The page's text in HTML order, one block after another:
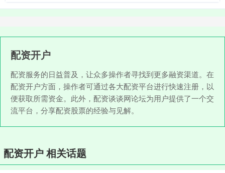
配资开户
配资服务的日益普及，让众多操作者寻找到更多融资渠道。在
配资开户方面，操作者可通过各大配资平台进行快速注册，以
便获取所需资金。此外，配资谈谈网论坛为用户提供了一个交
流平台，分享配资股票的经验与见解。
配资开户 相关话题